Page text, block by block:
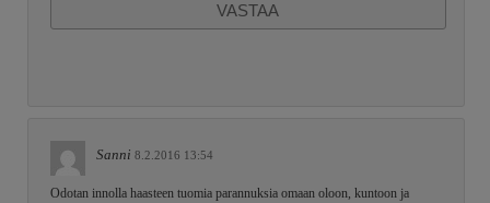
VASTAA
Sanni 8.2.2016 13:54
Odotan innolla haasteen tuomia parannuksia omaan oloon, kuntoon ja